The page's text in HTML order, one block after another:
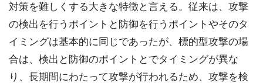
対策を難しくする大きな特徴と言える。従来は、攻撃
の検出を行うポイントと防御を行うポイントやそのタ
イミングは基本的に同じであったが、標的型攻撃の場
合は、検出と防御のポイントとでタイミングが異な
り、長期間にわたって攻撃が行われるため、攻撃を検